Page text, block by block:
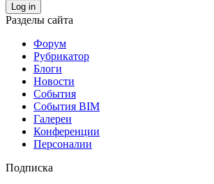
Log in
Разделы сайта
Форум
Рубрикатор
Блоги
Новости
События
События BIM
Галереи
Конференции
Персоналии
Подписка